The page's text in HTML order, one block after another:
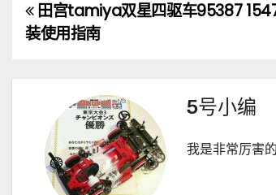
文
章
田宫tamiya双星四驱车95387
装使用指南
5号小编
我是非常厉害